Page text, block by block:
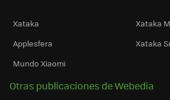
Xataka
Xataka
Applesfera
Xataka
Mundo Xiaomi
Otras publicaciones de Webedia